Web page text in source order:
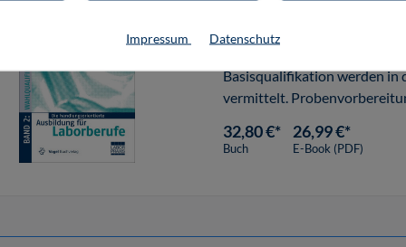
Laborberufe Teil 2:
Basisqualifikation werden in
vermittelt.
32,80 €*
Buch
26,99 €*
E-Book (PDF)
Impressum Datenschutz